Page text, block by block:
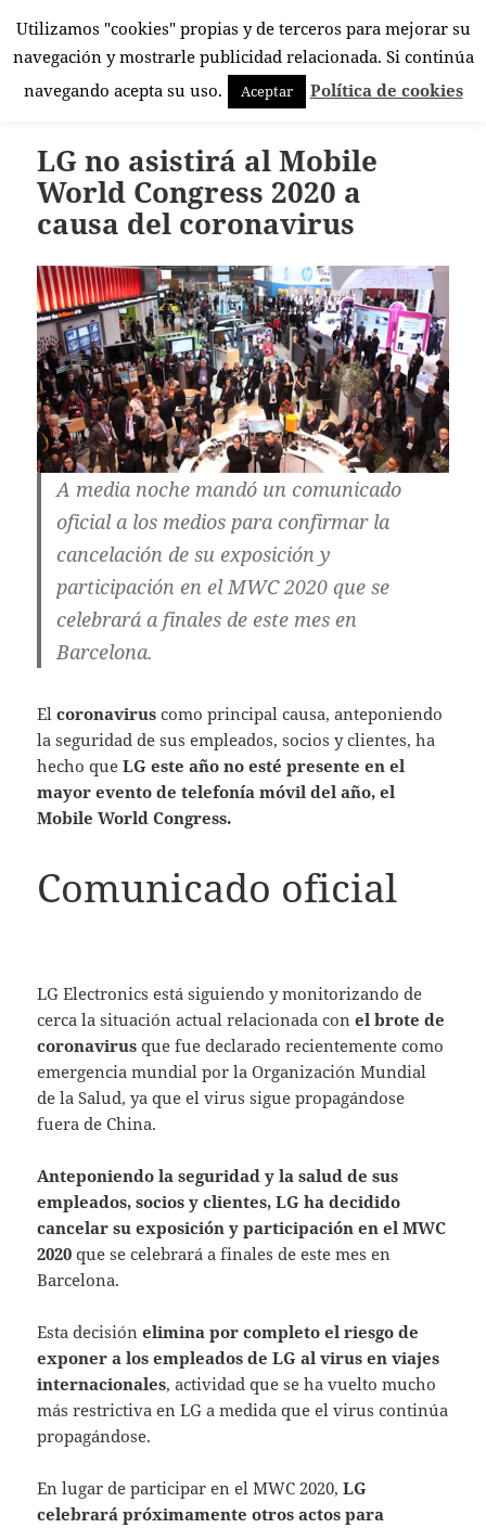
El Rincón Androide
MENÚ
Y
LG no asistirá al Mobile
World Congress 2020 a
causa del coronavirus
A media noche mandó un comunicado
oficial a los medios para confirmar la
cancelación de su exposición y
participación en el MWC 2020 que se
celebrará a finales de este mes en
Barcelona.
Elcoronavirus como principal causa, anteponiendo
la seguridad de sus empleados, socios y clientes, ha
hecho queLG este año no esté presente en el
mayor evento de telefonía móvil del año, el
Mobile World Congress.
Comunicado oficial
LG Electronics está siguiendo y monitorizando de
cerca la situación actual relacionada conel brote de
coronavirus que fue declarado recientemente como
emergencia mundial por la Organización Mundial
de la Salud, ya que el virus sigue propagándose
fuera de China.
Anteponiendo la seguridad y la salud de sus
empleados, socios y clientes, LG ha decidido
cancelar su exposición y participación en el MWC
2020 que se celebrará a finales de este mes en
Barcelona.
Esta decisiónelimina por completo el riesgo de
exponer a los empleados de LG al virus en viajes
internacionales, actividad que se ha vuelto mucho
más restrictiva en LG a medida que el virus continúa
propagándose.
En lugar de participar en el MWC 2020,LG
celebrará próximamente otros actos para
Utilizamos "cookies" propias y de terceros para mejorar su
navegación y mostrarle publicidad relacionada. Si continúa
navegando acepta su uso.
Aceptar Política de cookies